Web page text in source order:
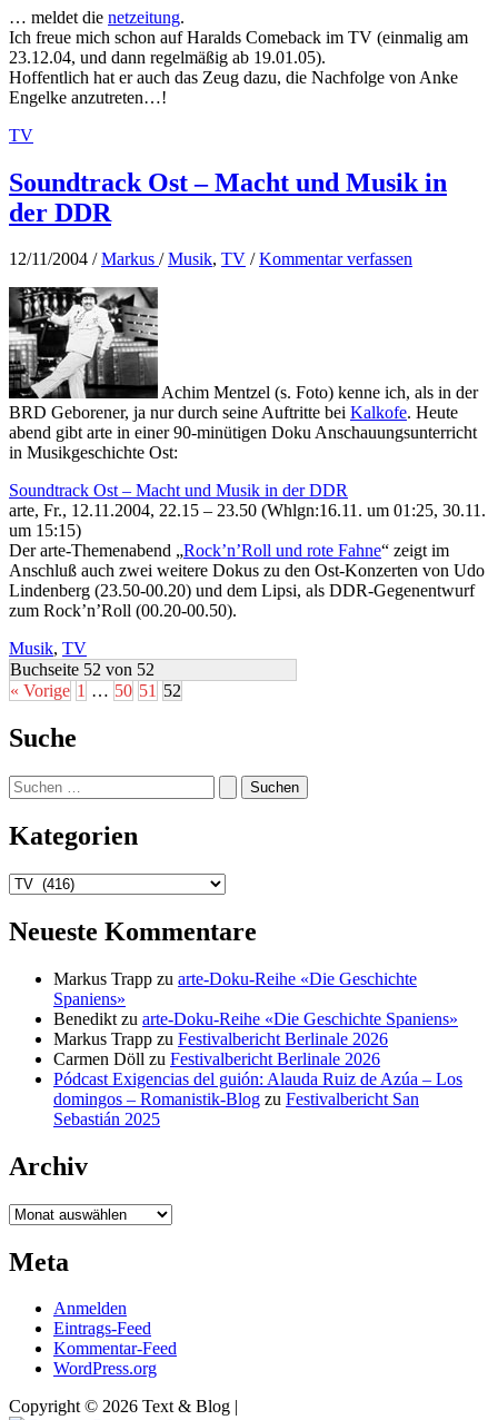
… meldet die netzeitung.
Ich freue mich schon auf Haralds Comeback im TV (einmalig am
23.12.04, und dann regelmäßig ab 19.01.05).
Hoffentlich hat er auch das Zeug dazu, die Nachfolge von Anke
Engelke anzutreten…!
TV
Soundtrack Ost – Macht und Musik in
der DDR
12/11/2004 /Markus /Musik, TV /Kommentar verfassen
Achim Mentzel (s. Foto) kenne ich, als in der
BRD Geborener, ja nur durch seine Auftritte bei Kalkofe. Heute
abend gibt arte in einer 90-minütigen Doku Anschauungsunterricht
in Musikgeschichte Ost:
Soundtrack Ost – Macht und Musik in der DDR
arte, Fr., 12.11.2004, 22.15 – 23.50 (Whlgn:16.11. um 01:25, 30.11.
um 15:15)
Der arte-Themenabend „Rock’n’Roll und rote Fahne“ zeigt im
Anschluß auch zwei weitere Dokus zu den Ost-Konzerten von Udo
Lindenberg (23.50-00.20) und dem Lipsi, als DDR-Gegenentwurf
zum Rock’n’Roll (00.20-00.50).
Musik, TV
Buchseite 52 von 52
« Vorige 1 … 50 51 52
Suche
Suchen
nach:
Kategorien
Kategorien
Neueste Kommentare
Markus Trapp zu arte-Doku-Reihe «Die Geschichte
Spaniens»
Benedikt zu arte-Doku-Reihe «Die Geschichte Spaniens»
Markus Trapp zu Festivalbericht Berlinale 2026
Carmen Döll zu Festivalbericht Berlinale 2026
Pódcast Exigencias del guión: Alauda Ruiz de Azúa – Los
domingos – Romanistik-Blog zu Festivalbericht San
Sebastián 2025
Archiv
Archiv
Meta
Anmelden
Eintrags-Feed
Kommentar-Feed
WordPress.org
Copyright © 2026 Text & Blog |